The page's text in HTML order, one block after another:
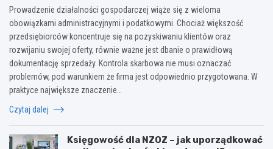
Prowadzenie działalności gospodarczej wiąże się z wieloma
obowiązkami administracyjnymi i podatkowymi. Chociaż większość
przedsiębiorców koncentruje się na pozyskiwaniu klientów oraz
rozwijaniu swojej oferty, równie ważne jest dbanie o prawidłową
dokumentację sprzedaży. Kontrola skarbowa nie musi oznaczać
problemów, pod warunkiem że firma jest odpowiednio przygotowana. W
praktyce największe znaczenie…
Czytaj dalej
Księgowość dla NZOZ – jak uporządkować